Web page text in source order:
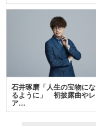
石井琢磨「人生の宝物にな
るように」 初披露曲やレ
ア…